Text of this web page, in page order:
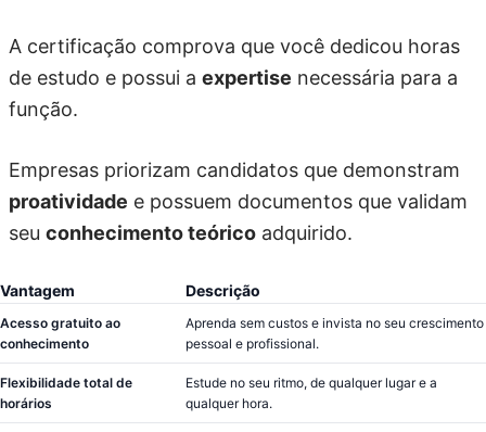
A certificação comprova que você dedicou horas
de estudo e possui a expertise necessária para a
função.
Empresas priorizam candidatos que demonstram
proatividade e possuem documentos que validam
seu conhecimento teórico adquirido.
Vantagem Descrição
Acesso gratuito ao
conhecimento
Aprenda sem custos e invista no seu crescimento
pessoal e profissional.
Flexibilidade total de
horários
Estude no seu ritmo, de qualquer lugar e a
qualquer hora.